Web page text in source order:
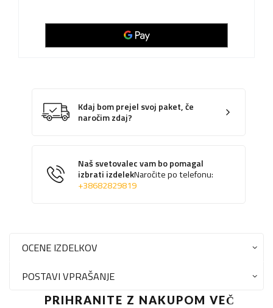
Kdaj bom prejel svoj paket, če
naročim zdaj?
Naš svetovalec vam bo pomagal
izbrati izdelekNaročite po telefonu:
+38682829819
OCENE IZDELKOV
POSTAVI VPRAŠANJE
PRIHRANITE Z NAKUPOM VEČ